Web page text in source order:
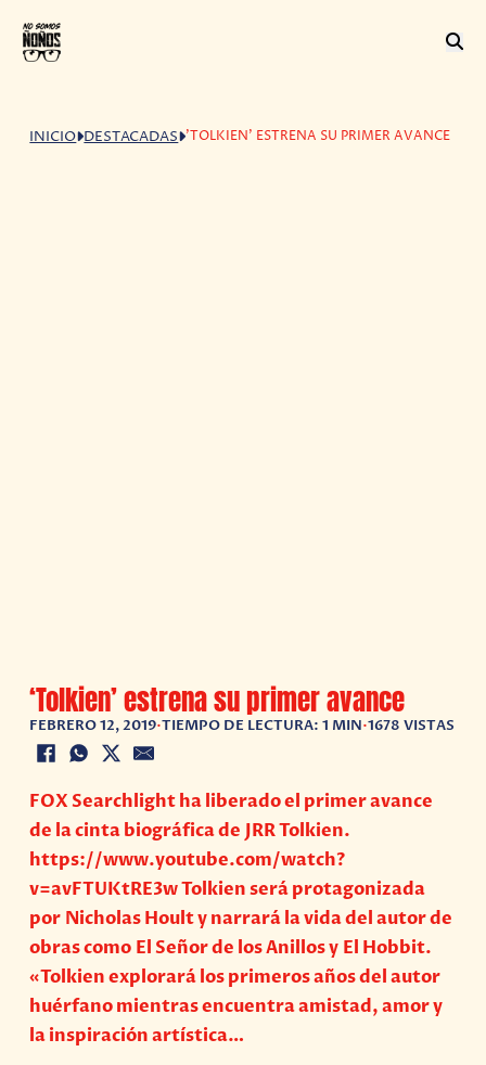
INICIO DESTACADAS 'TOLKIEN' ESTRENA SU PRIMER AVANCE
‘Tolkien’ estrena su primer avance
FEBRERO 12, 2019•TIEMPO DE LECTURA: 1 MIN•1678 VISTAS
FOX Searchlight ha liberado el primer avance
de la cinta biográfica de JRR Tolkien.
https://www.youtube.com/watch?
v=avFTUKtRE3w Tolkien será protagonizada
por Nicholas Hoult y narrará la vida del autor de
obras como El Señor de los Anillos y El Hobbit.
«Tolkien explorará los primeros años del autor
huérfano mientras encuentra amistad, amor y
la inspiración artística…